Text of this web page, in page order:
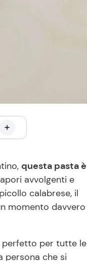
questa pasta è
avvolgenti e
calabrese, il
momento davvero
perfetto per tutte le
persona che si